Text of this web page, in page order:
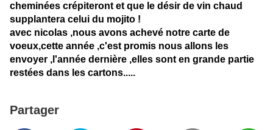
cheminées crépiteront et que le désir de vin chaud
supplantera celui du mojito !
avec nicolas ,nous avons achevé notre carte de
voeux,cette année ,c'est promis nous allons les
envoyer ,l'année dernière ,elles sont en grande partie
restées dans les cartons.....
Partager